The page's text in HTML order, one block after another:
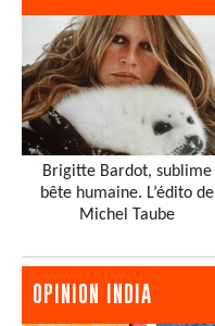
Brigitte Bardot, sublime
bête humaine. L’édito de
Michel Taube
OPINION INDIA